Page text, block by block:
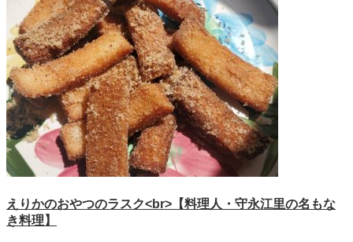
えりかのおやつのラスク<br>【料理人・守永江里の名もな
き料理】